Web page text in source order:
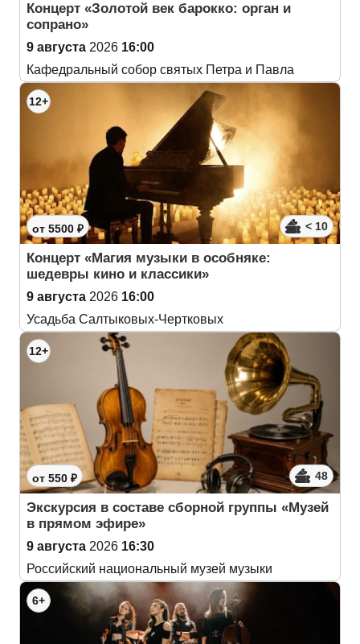
Концерт «Золотой век барокко: орган и
сопрано»
9 августа 2026 16:00
Кафедральный собор святых Петра и Павла
12+
от 5500 ₽ < 10
Концерт «Магия музыки в особняке:
шедевры кино и классики»
9 августа 2026 16:00
Усадьба Салтыковых-Чертковых
12+
от 550 ₽ 48
Экскурсия в составе сборной группы «Музей
в прямом эфире»
9 августа 2026 16:30
Российский национальный музей музыки
6+